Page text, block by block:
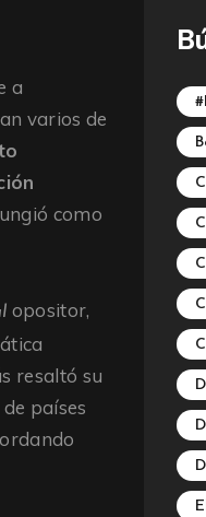
a
varios de
como
opositor,
resaltó su
países